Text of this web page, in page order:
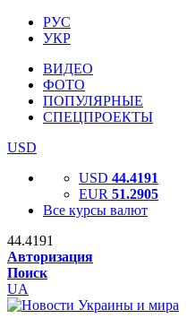
РУС
УКР
ВИДЕО
ФОТО
ПОПУЛЯРНЫЕ
СПЕЦПРОЕКТЫ
USD
USD 44.4191
EUR 51.2905
Все курсы валют
44.4191
Авторизация
Поиск
UA